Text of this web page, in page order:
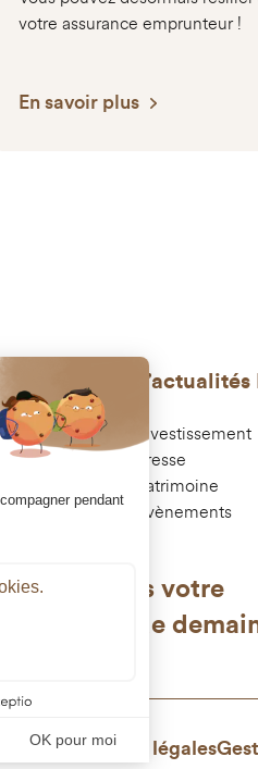
votre assurance emprunteur !
En savoir plus
Investissement
Presse
Patrimoine
Évènements
votre
patrimoine de
Mentions légales